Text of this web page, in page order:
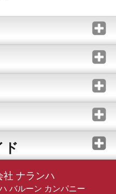
社 ナランハ
バルーン カンパニー